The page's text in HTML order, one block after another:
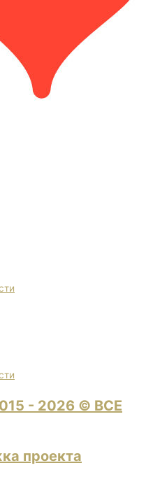
- 2026 © ВСЕ
проекта